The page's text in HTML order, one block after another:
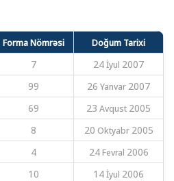
Forma Nömrəsi
Doğum Tarixi
7
24 İyul 2007
99
26 Yanvar 2007
69
23 Avqust 2005
8
20 Oktyabr 2005
4
24 Fevral 2006
10
14 İyul 2006